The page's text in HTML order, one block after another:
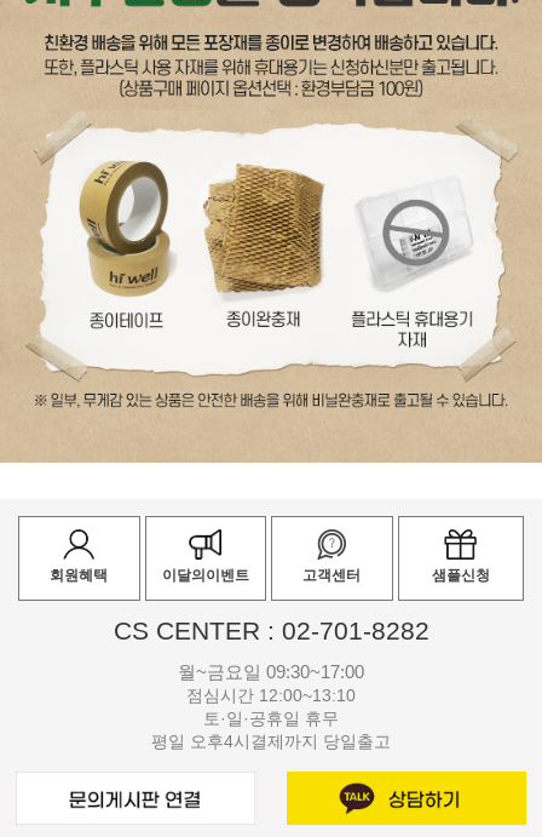
회원혜택 이달의이벤트 고객센터 샘플신청
CS CENTER : 02-701-8282
월~금요일 09:30~17:00
점심시간 12:00~13:10
토·일·공휴일 휴무
평일 오후4시결제까지 당일출고